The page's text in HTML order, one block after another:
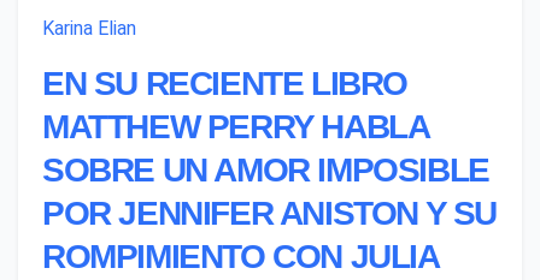
Karina Elian
EN SU RECIENTE LIBRO
MATTHEW PERRY HABLA
SOBRE UN AMOR IMPOSIBLE
POR JENNIFER ANISTON Y SU
ROMPIMIENTO CON JULIA